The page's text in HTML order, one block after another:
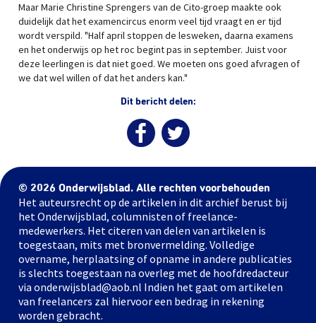
Maar Marie Christine Sprengers van de Cito-groep maakte ook
duidelijk dat het examencircus enorm veel tijd vraagt en er tijd
wordt verspild. "Half april stoppen de lesweken, daarna examens
en het onderwijs op het roc begint pas in september. Juist voor
deze leerlingen is dat niet goed. We moeten ons goed afvragen of
we dat wel willen of dat het anders kan."
Dit bericht delen:
© 2026 Onderwijsblad. Alle rechten voorbehouden
Het auteursrecht op de artikelen in dit archief berust bij
het Onderwijsblad, columnisten of freelance-
medewerkers. Het citeren van delen van artikelen is
toegestaan, mits met bronvermelding. Volledige
overname, herplaatsing of opname in andere publicaties
is slechts toegestaan na overleg met de hoofdredacteur
via onderwijsblad@aob.nl Indien het gaat om artikelen
van freelancers zal hiervoor een bedrag in rekening
worden gebracht.